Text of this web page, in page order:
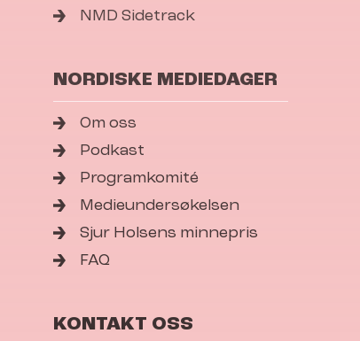
NMD Sidetrack
NORDISKE MEDIEDAGER
Om oss
Podkast
Programkomité
Medieundersøkelsen
Sjur Holsens minnepris
FAQ
KONTAKT OSS